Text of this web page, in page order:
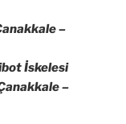
–
İskelesi
–